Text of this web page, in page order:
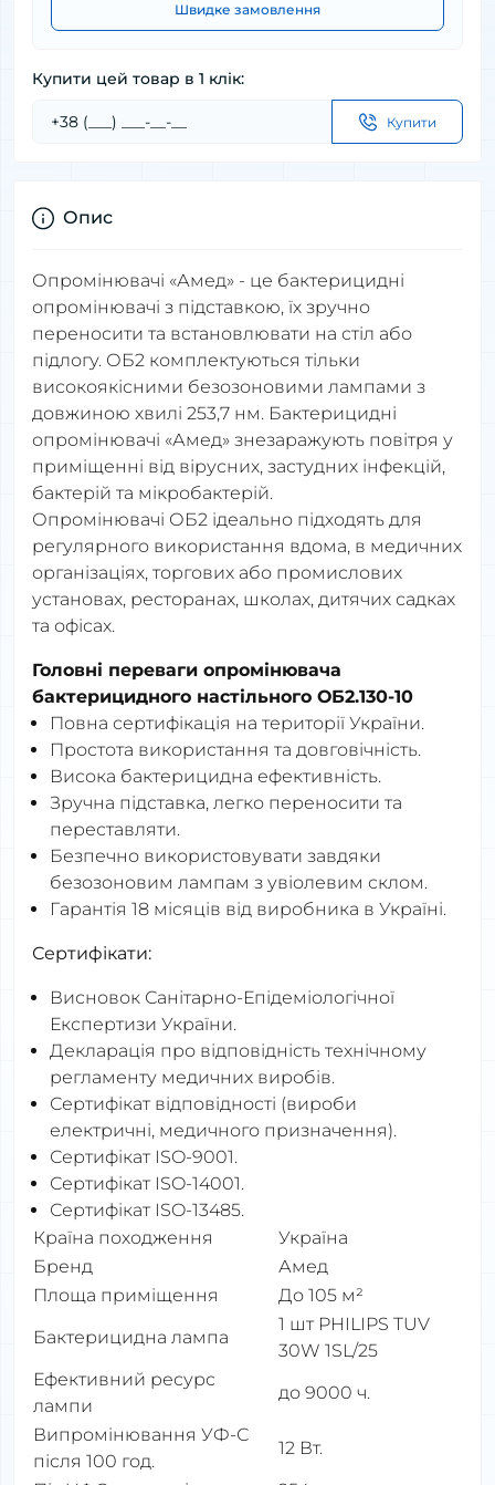
Швидке замовлення
Купити цей товар в 1 клік:
Купити
Опис
Опромінювачі «Амед» - це бактерицидні
опромінювачі з підставкою, їх зручно
переносити та встановлювати на стіл або
підлогу. ОБ2 комплектуються тільки
високоякісними безозоновими лампами з
довжиною хвилі 253,7 нм. Бактерицидні
опромінювачі «Амед» знезаражують повітря у
приміщенні від вірусних, застудних інфекцій,
бактерій та мікробактерій.
Опромінювачі ОБ2 ідеально підходять для
регулярного використання вдома, в медичних
організаціях, торгових або промислових
установах, ресторанах, школах, дитячих садках
та офісах.
Головні переваги опромінювача
бактерицидного настільного ОБ2.130-10
Повна сертифікація на території України.
Простота використання та довговічність.
Висока бактерицидна ефективність.
Зручна підставка, легко переносити та
переставляти.
Безпечно використовувати завдяки
безозоновим лампам з увіолевим склом.
Гарантія 18 місяців від виробника в Україні.
Сертифікати:
Висновок Санітарно-Епідеміологічної
Експертизи України.
Декларація про відповідність технічному
регламенту медичних виробів.
Сертифікат відповідності (вироби
електричні, медичного призначення).
Сертифікат ISO-9001.
Сертифікат ISO-14001.
Сертифікат ISO-13485.
Країна походження
Україна
Бренд
Амед
Площа приміщення
До 105 м²
Бактерицидна лампа
1 шт PHILIPS TUV
30W 1SL/25
Ефективний ресурс
лампи
до 9000 ч.
Випромінювання УФ-С
після 100 год.
12 Вт.